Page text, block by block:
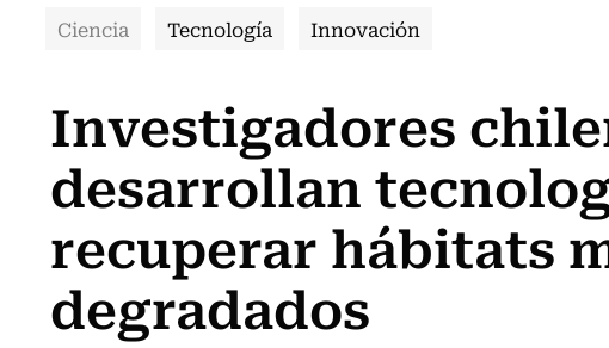
Ciencia Tecnología Innovación
Investigadores
desarrollan
recuperar hábitats
degradados